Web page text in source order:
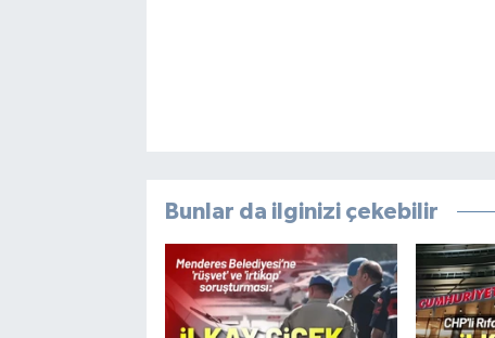
Bunlar da ilginizi çekebilir